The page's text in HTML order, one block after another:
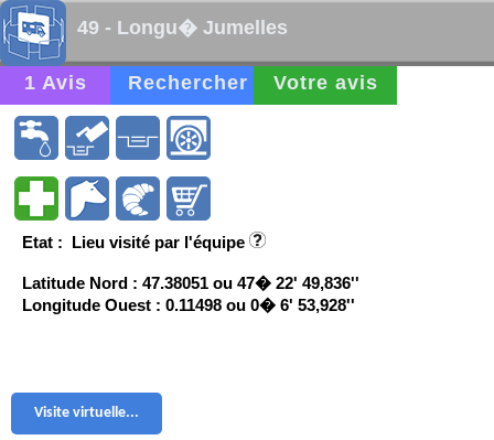
49 - Longu� Jumelles
1 Avis Rechercher Votre avis
Etat : Lieu visité par l'équipe
Latitude Nord : 47.38051 ou 47� 22' 49,836''
Longitude Ouest : 0.11498 ou 0� 6' 53,928''
Visite virtuelle...